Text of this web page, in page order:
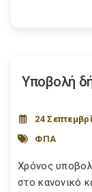
Υποβολή
24
ΦΠΑ
Χρόνος
στο κανονικό